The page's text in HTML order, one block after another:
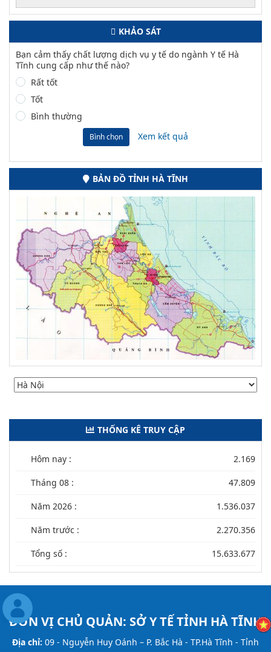
KHẢO SÁT
Bạn cảm thấy chất lượng dịch vụ y tế do ngành Y tế Hà
Tĩnh cung cấp như thế nào?
Rất tốt
Tốt
Bình thường
Bình chọn Xem kết quả
BẢN ĐỒ TỈNH HÀ TĨNH
THỐNG KÊ TRUY CẬP
Hôm nay : 2.169
Tháng 08 : 47.809
Năm 2026 : 1.536.037
Năm trước : 2.270.356
Tổng số : 15.633.677
ĐƠN VỊ CHỦ QUẢN: SỞ Y TẾ TỈNH HÀ TĨNH
Địa chỉ: 09 - Nguyễn Huy Oánh – P. Bắc Hà - TP.Hà Tĩnh - Tỉnh